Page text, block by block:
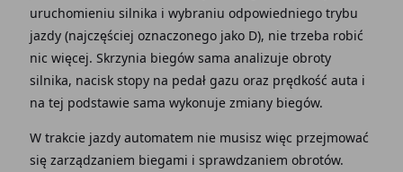
uruchomieniu silnika i wybraniu odpowiedniego trybu
jazdy (najczęściej oznaczonego jako D), nie trzeba robić
nic więcej. Skrzynia biegów sama analizuje obroty
silnika, nacisk stopy na pedał gazu oraz prędkość auta i
na tej podstawie sama wykonujezmiany biegów.
W trakcie jazdy automatem nie musisz więc przejmować
się zarządzaniem biegami i sprawdzaniem obrotów.